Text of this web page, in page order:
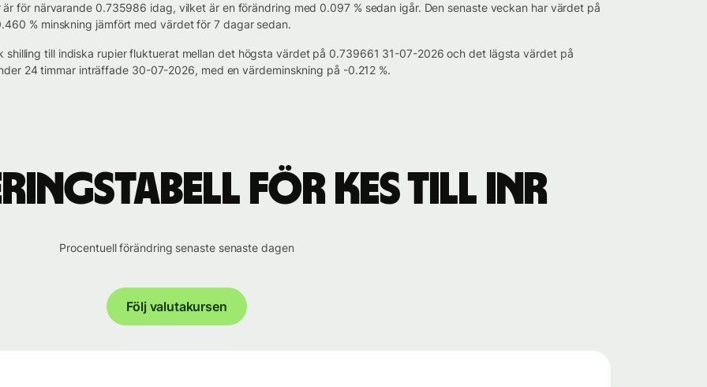
för närvarande 0.735986 idag, vilket är en förändring med 0.097 % sedan igår. Den senaste veckan har värdet på
% minskning jämfört med värdet för 7 dagar sedan.
shilling till indiska rupier fluktuerat mellan det högsta värdet på 0.739661 31-07-2026 och det lägsta värdet på
24 timmar inträffade 30-07-2026, med en värdeminskning på -0.212 %.
för KES till INR
Procentuell förändring senaste senaste dagen
Följ valutakursen